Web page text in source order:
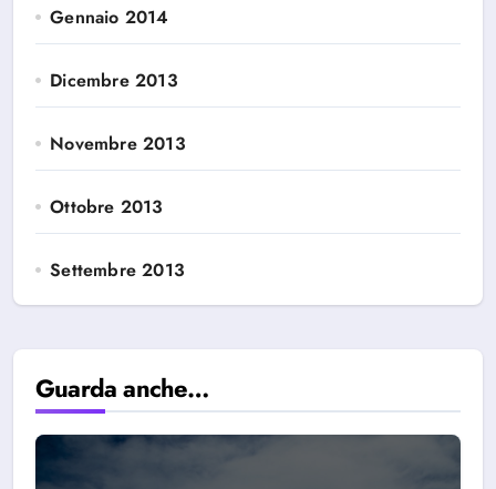
Gennaio 2014
Dicembre 2013
Novembre 2013
Ottobre 2013
Settembre 2013
Guarda anche…